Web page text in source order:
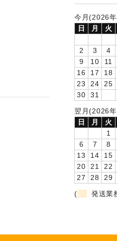
今月(2026
日
月 火
2
3 4
9
10 11
16
17 18
23
24 25
30
31
翌月(2026
日
月 火
1
6
7 8
13
14 15
20
21 22
27
28 29
(
発送業